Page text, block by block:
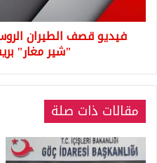
مغار"
فيديو قصف الطيران
"شير مغار"
مقالات ذات صلة